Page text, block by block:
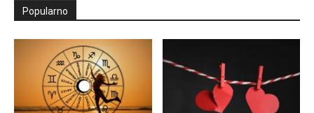
Popularno